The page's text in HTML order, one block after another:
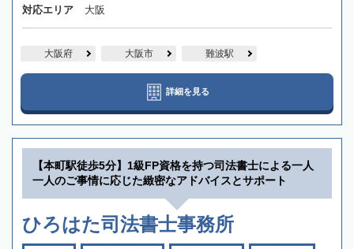
対応エリア 大阪
大阪府 大阪市 難波駅
詳細を見る
【本町駅徒歩5分】1級FP資格を持つ司法書士による一人
一人のご事情に応じた緻密なアドバイスとサポート
ひろはた司法書士事務所